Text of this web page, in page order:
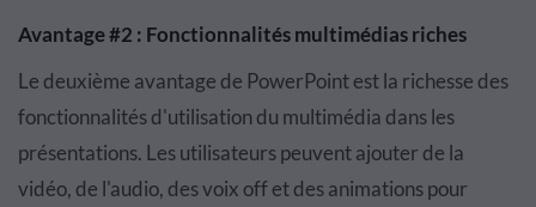
Avantage #2 : Fonctionnalités multimédias riches
Le deuxième avantage de PowerPoint est la richesse des
fonctionnalités d'utilisation du multimédia dans les
présentations. Les utilisateurs peuvent ajouter de la
vidéo, de l'audio, des voix off et des animations pour